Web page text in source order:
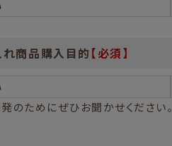
商品購入目的 【必須】
のためにぜひお聞かせください。